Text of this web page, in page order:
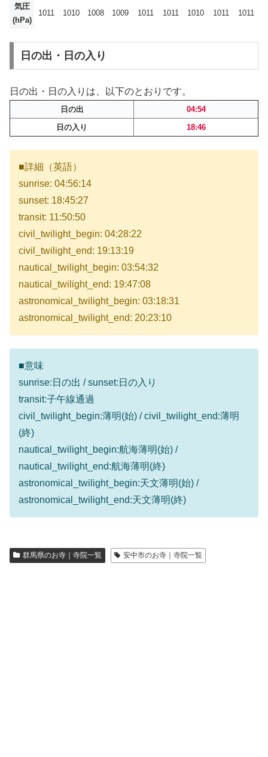
気圧
(hPa)
1011 1010 1008 1009 1011 1011 1010 1011 1011
日の出・日の入り
日の出・日の入りは、以下のとおりです。
日の出
04:54
日の入り
18:46
■詳細（英語）
sunrise: 04:56:14
sunset: 18:45:27
transit: 11:50:50
civil_twilight_begin: 04:28:22
civil_twilight_end: 19:13:19
nautical_twilight_begin: 03:54:32
nautical_twilight_end: 19:47:08
astronomical_twilight_begin: 03:18:31
astronomical_twilight_end: 20:23:10
■意味
sunrise:日の出 / sunset:日の入り
transit:子午線通過
civil_twilight_begin:薄明(始) / civil_twilight_end:薄明
(終)
nautical_twilight_begin:航海薄明(始) /
nautical_twilight_end:航海薄明(終)
astronomical_twilight_begin:天文薄明(始) /
astronomical_twilight_end:天文薄明(終)
群馬県のお寺｜寺院一覧 安中市のお寺｜寺院一覧